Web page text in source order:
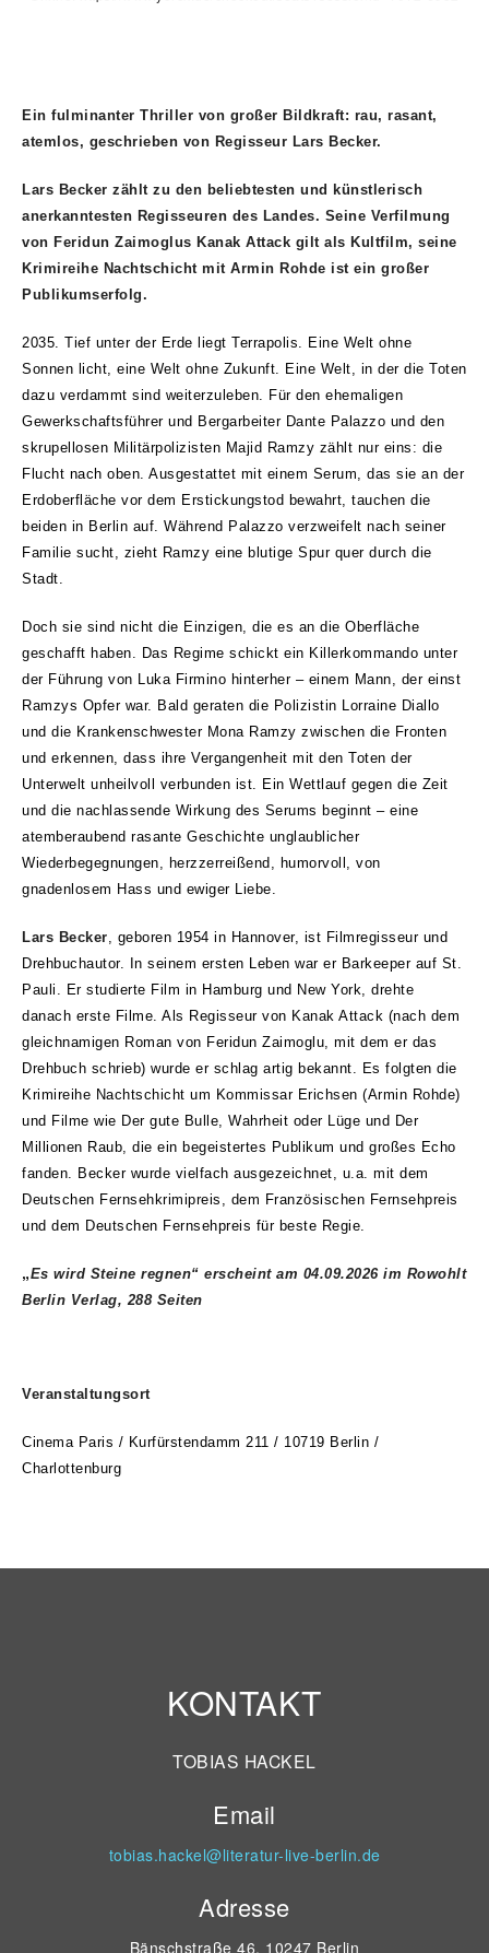
Ein fulminanter Thriller von großer Bildkraft: rau, rasant,
atemlos, geschrieben von Regisseur Lars Becker.
Lars Becker zählt zu den beliebtesten und künstlerisch
anerkanntesten Regisseuren des Landes. Seine Verfilmung
von Feridun Zaimoglus Kanak Attack gilt als Kultfilm, seine
Krimireihe Nachtschicht mit Armin Rohde ist ein großer
Publikumserfolg.
2035. Tief unter der Erde liegt Terrapolis. Eine Welt ohne
Sonnen licht, eine Welt ohne Zukunft. Eine Welt, in der die Toten
dazu verdammt sind weiterzuleben. Für den ehemaligen
Gewerkschaftsführer und Bergarbeiter Dante Palazzo und den
skrupellosen Militärpolizisten Majid Ramzy zählt nur eins: die
Flucht nach oben. Ausgestattet mit einem Serum, das sie an der
Erdoberfläche vor dem Erstickungstod bewahrt, tauchen die
beiden in Berlin auf. Während Palazzo verzweifelt nach seiner
Familie sucht, zieht Ramzy eine blutige Spur quer durch die
Stadt.
Doch sie sind nicht die Einzigen, die es an die Oberfläche
geschafft haben. Das Regime schickt ein Killerkommando unter
der Führung von Luka Firmino hinterher – einem Mann, der einst
Ramzys Opfer war. Bald geraten die Polizistin Lorraine Diallo
und die Krankenschwester Mona Ramzy zwischen die Fronten
und erkennen, dass ihre Vergangenheit mit den Toten der
Unterwelt unheilvoll verbunden ist. Ein Wettlauf gegen die Zeit
und die nachlassende Wirkung des Serums beginnt – eine
atemberaubend rasante Geschichte unglaublicher
Wiederbegegnungen, herzzerreißend, humorvoll, von
gnadenlosem Hass und ewiger Liebe.
Lars Becker, geboren 1954 in Hannover, ist Filmregisseur und
Drehbuchautor. In seinem ersten Leben war er Barkeeper auf St.
Pauli. Er studierte Film in Hamburg und New York, drehte
danach erste Filme. Als Regisseur von Kanak Attack (nach dem
gleichnamigen Roman von Feridun Zaimoglu, mit dem er das
Drehbuch schrieb) wurde er schlag artig bekannt. Es folgten die
Krimireihe Nachtschicht um Kommissar Erichsen (Armin Rohde)
und Filme wie Der gute Bulle, Wahrheit oder Lüge und Der
Millionen Raub, die ein begeistertes Publikum und großes Echo
fanden. Becker wurde vielfach ausgezeichnet, u.a. mit dem
Deutschen Fernsehkrimipreis, dem Französischen Fernsehpreis
und dem Deutschen Fernsehpreis für beste Regie.
„Es wird Steine regnen“ erscheint am 04.09.2026 im Rowohlt
Berlin Verlag, 288 Seiten
Veranstaltungsort
Cinema Paris / Kurfürstendamm 211 / 10719 Berlin /
Charlottenburg
KONTAKT
TOBIAS HACKEL
Email
tobias.hackel@literatur-live-berlin.de
Adresse
Bänschstraße 46, 10247 Berlin